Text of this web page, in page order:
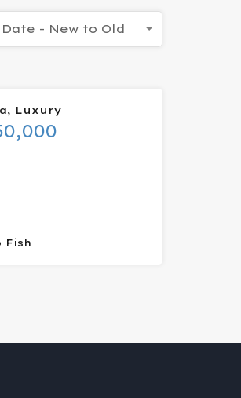
Date - New to Old
Luxury
Fish